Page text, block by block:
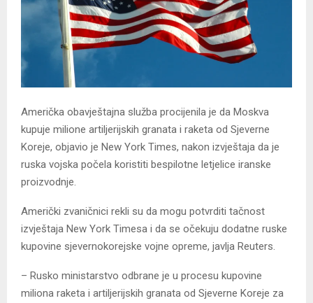
Američka obavještajna služba procijenila je da Moskva
kupuje milione artiljerijskih granata i raketa od Sjeverne
Koreje, objavio je New York Times, nakon izvještaja da je
ruska vojska počela koristiti bespilotne letjelice iranske
proizvodnje.
Američki zvaničnici rekli su da mogu potvrditi tačnost
izvještaja New York Timesa i da se očekuju dodatne ruske
kupovine sjevernokorejske vojne opreme, javlja Reuters.
– Rusko ministarstvo odbrane je u procesu kupovine
miliona raketa i artiljerijskih granata od Sjeverne Koreje za